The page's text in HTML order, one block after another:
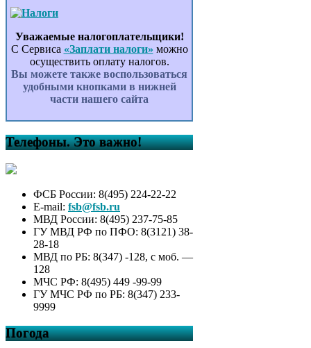
Уважаемые налогоплательщики!
С Сервиса «Заплати налоги» можно
осуществить оплату налогов.
Вы можете также воспользоваться
удобными кнопками в нижней
части нашего сайта
Телефоны. Это важно!
ФСБ России: 8(495) 224-22-22
E-mail: fsb@fsb.ru
МВД России: 8(495) 237-75-85
ГУ МВД РФ по ПФО: 8(3121) 38-
28-18
МВД по РБ: 8(347) -128, с моб. —
128
МЧС РФ: 8(495) 449 -99-99
ГУ МЧС РФ по РБ: 8(347) 233-
9999
Погода